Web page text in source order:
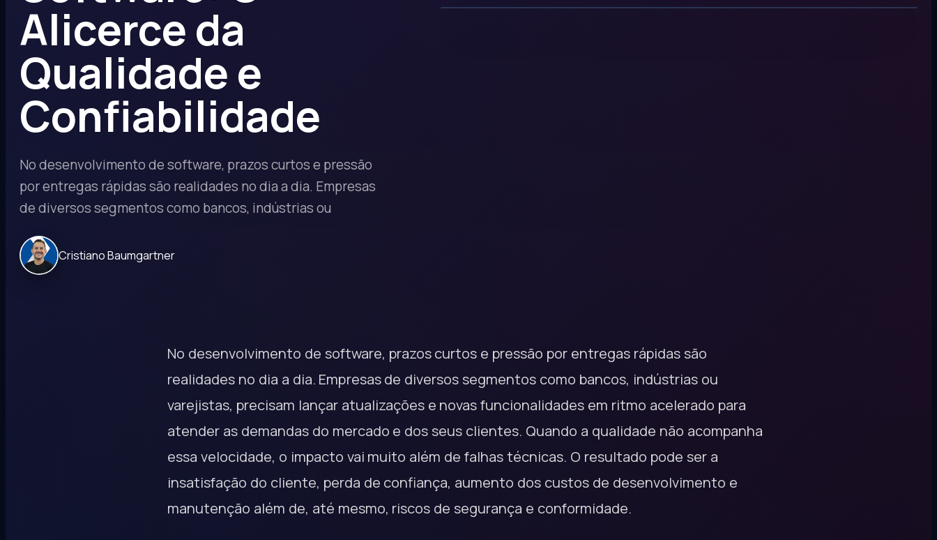
Alicerce da
Qualidade e
Confiabilidade
No desenvolvimento de software, prazos curtos e pressão
por entregas rápidas são realidades no dia a dia. Empresas
de diversos segmentos como bancos, indústrias ou
Cristiano Baumgartner
No desenvolvimento de software, prazos curtos e pressão por entregas rápidas são
realidades no dia a dia. Empresas de diversos segmentos como bancos, indústrias ou
varejistas, precisam lançar atualizações e novas funcionalidades em ritmo acelerado para
atender as demandas do mercado e dos seus clientes. Quando a qualidade não acompanha
essa velocidade, o impacto vai muito além de falhas técnicas. O resultado pode ser a
insatisfação do cliente, perda de confiança, aumento dos custos de desenvolvimento e
manutenção além de, até mesmo, riscos de segurança e conformidade.